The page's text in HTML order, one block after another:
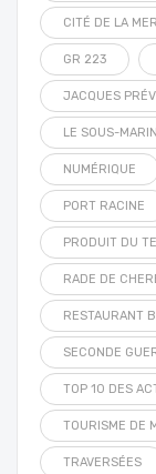
CITÉ DE LA MER
GR 223
JACQUES
LE SOUS-MARIN
NUMÉRIQUE
PORT RACINE
PRODUIT DU
RADE DE
RESTAURANT
SECONDE
TOP 10 DES
TOURISME DE
TRAVERSÉES